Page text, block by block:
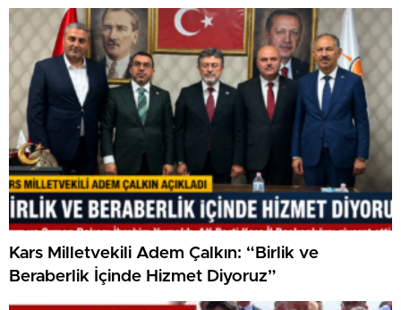
Kars Milletvekili Adem Çalkın: “Birlik ve
Beraberlik İçinde Hizmet Diyoruz”